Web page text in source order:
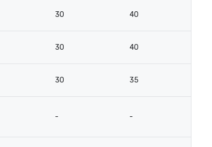
30 40
30 40
30 35
- -